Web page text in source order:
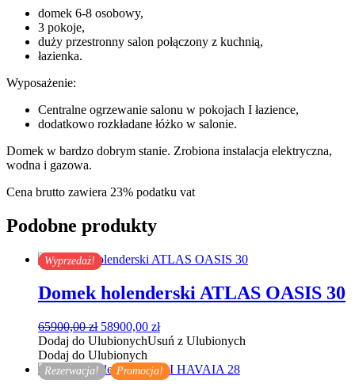
domek 6-8 osobowy,
3 pokoje,
duży przestronny salon połączony z kuchnią,
łazienka.
Wyposażenie:
Centralne ogrzewanie salonu w pokojach I łazience,
dodatkowo rozkładane łóżko w salonie.
Domek w bardzo dobrym stanie. Zrobiona instalacja elektryczna,
wodna i gazowa.
Cena brutto zawiera 23% podatku vat
Podobne produkty
Wyprzedaż!
Domek holenderski ATLAS OASIS 30
65900,00zł Pierwotna
cena
wynosiła:
65900,00 zł.
58900,00 złAktualna
cena
58900,00 zł.
Dodaj do UlubionychUsuń z Ulubionych
Dodaj do Ulubionych
Rezerwacja! Promocja!